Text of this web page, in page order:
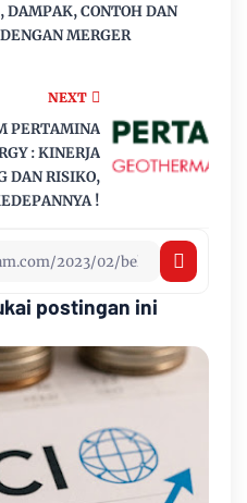
NEXT
PERTAMINA
: KINERJA
DAN RISIKO,
!
CONTOH DAN
MERGER
postingan ini